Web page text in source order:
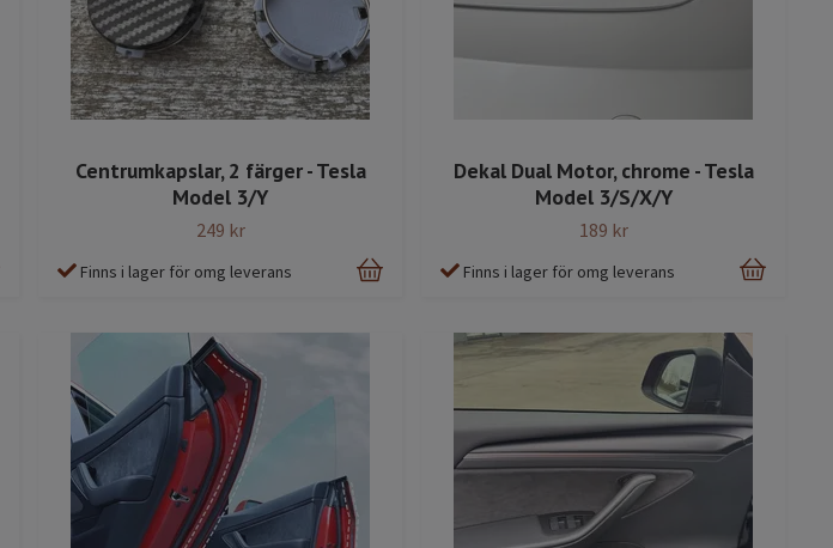
Centrumkapslar, 2 färger - Tesla
Model 3/Y
249 kr
Finns i lager för omg leverans
Dekal Dual Motor, chrome - Tesla
Model 3/S/X/Y
189 kr
Finns i lager för omg leverans